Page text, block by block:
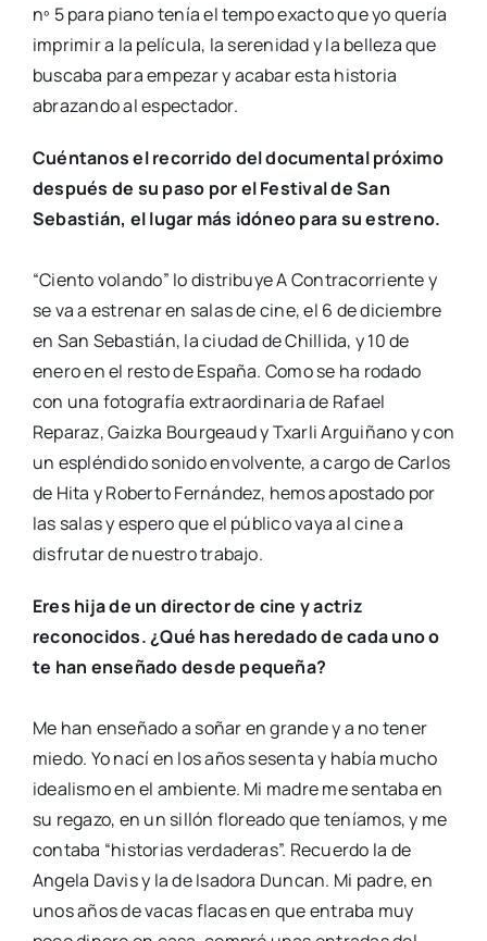
nº 5 para piano tenía el tempo exacto que yo quería
imprimir a la película, la serenidad y la belleza que
buscaba para empezar y acabar esta historia
abrazando al espectador.
Cuéntanos el recorrido del documental próximo
después de su paso por el Festival de San
Sebastián, el lugar más idóneo para su estreno.
“Ciento volando” lo distribuye A Contracorriente y
se va a estrenar en salas de cine, el 6 de diciembre
en San Sebastián, la ciudad de Chillida, y 10 de
enero en el resto de España. Como se ha rodado
con una fotografía extraordinaria de Rafael
Reparaz, Gaizka Bourgeaud y Txarli Arguiñano y con
un espléndido sonido envolvente, a cargo de Carlos
de Hita y Roberto Fernández, hemos apostado por
las salas y espero que el público vaya al cine a
disfrutar de nuestro trabajo.
Eres hija de un director de cine y actriz
reconocidos. ¿Qué has heredado de cada uno o
te han enseñado desde pequeña?
Me han enseñado a soñar en grande y a no tener
miedo. Yo nací en los años sesenta y había mucho
idealismo en el ambiente. Mi madre me sentaba en
su regazo, en un sillón floreado que teníamos, y me
contaba “historias verdaderas”. Recuerdo la de
Angela Davis y la de Isadora Duncan. Mi padre, en
unos años de vacas flacas en que entraba muy